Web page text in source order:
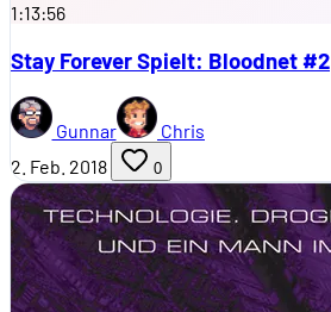
1:13:56
Stay Forever Spielt: Bloodnet #2
Gunnar
Chris
2. Feb. 2018
0